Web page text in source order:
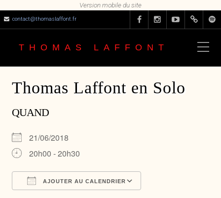
contact@thomaslaffont.fr
THOMAS LAFFONT
Thomas Laffont en Solo
QUAND
21/06/2018
20h00 - 20h30
AJOUTER AU CALENDRIER